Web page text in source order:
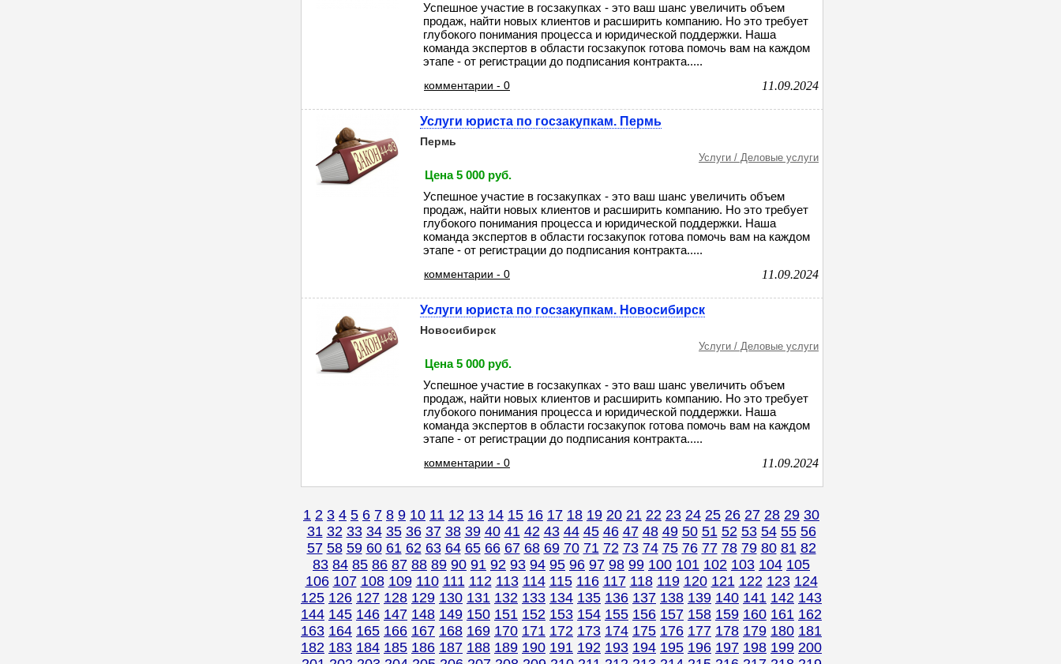
Успешное участие в госзакупках - это ваш шанс увеличить объем
продаж, найти новых клиентов и расширить компанию. Но это требует
глубокого понимания процесса и юридической поддержки. Наша
команда экспертов в области госзакупок готова помочь вам на каждом
этапе - от регистрации до подписания контракта.....
комментарии - 0 11.09.2024
Услуги юриста по госзакупкам. Пермь
Пермь
Услуги / Деловые услуги
Цена 5 000 руб.
Успешное участие в госзакупках - это ваш шанс увеличить объем
продаж, найти новых клиентов и расширить компанию. Но это требует
глубокого понимания процесса и юридической поддержки. Наша
команда экспертов в области госзакупок готова помочь вам на каждом
этапе - от регистрации до подписания контракта.....
комментарии - 0 11.09.2024
Услуги юриста по госзакупкам. Новосибирск
Новосибирск
Услуги / Деловые услуги
Цена 5 000 руб.
Успешное участие в госзакупках - это ваш шанс увеличить объем
продаж, найти новых клиентов и расширить компанию. Но это требует
глубокого понимания процесса и юридической поддержки. Наша
команда экспертов в области госзакупок готова помочь вам на каждом
этапе - от регистрации до подписания контракта.....
комментарии - 0 11.09.2024
1 2 3 4 5 6 7 8 9 10 11 12 13 14 15 16 17 18 19 20 21 22 23 24 25 26 27 28 29 30
31 32 33 34 35 36 37 38 39 40 41 42 43 44 45 46 47 48 49 50 51 52 53 54 55 56
57 58 59 60 61 62 63 64 65 66 67 68 69 70 71 72 73 74 75 76 77 78 79 80 81 82
83 84 85 86 87 88 89 90 91 92 93 94 95 96 97 98 99 100 101 102 103 104 105
106 107 108 109 110 111 112 113 114 115 116 117 118 119 120 121 122 123 124
125 126 127 128 129 130 131 132 133 134 135 136 137 138 139 140 141 142 143
144 145 146 147 148 149 150 151 152 153 154 155 156 157 158 159 160 161 162
163 164 165 166 167 168 169 170 171 172 173 174 175 176 177 178 179 180 181
182 183 184 185 186 187 188 189 190 191 192 193 194 195 196 197 198 199 200